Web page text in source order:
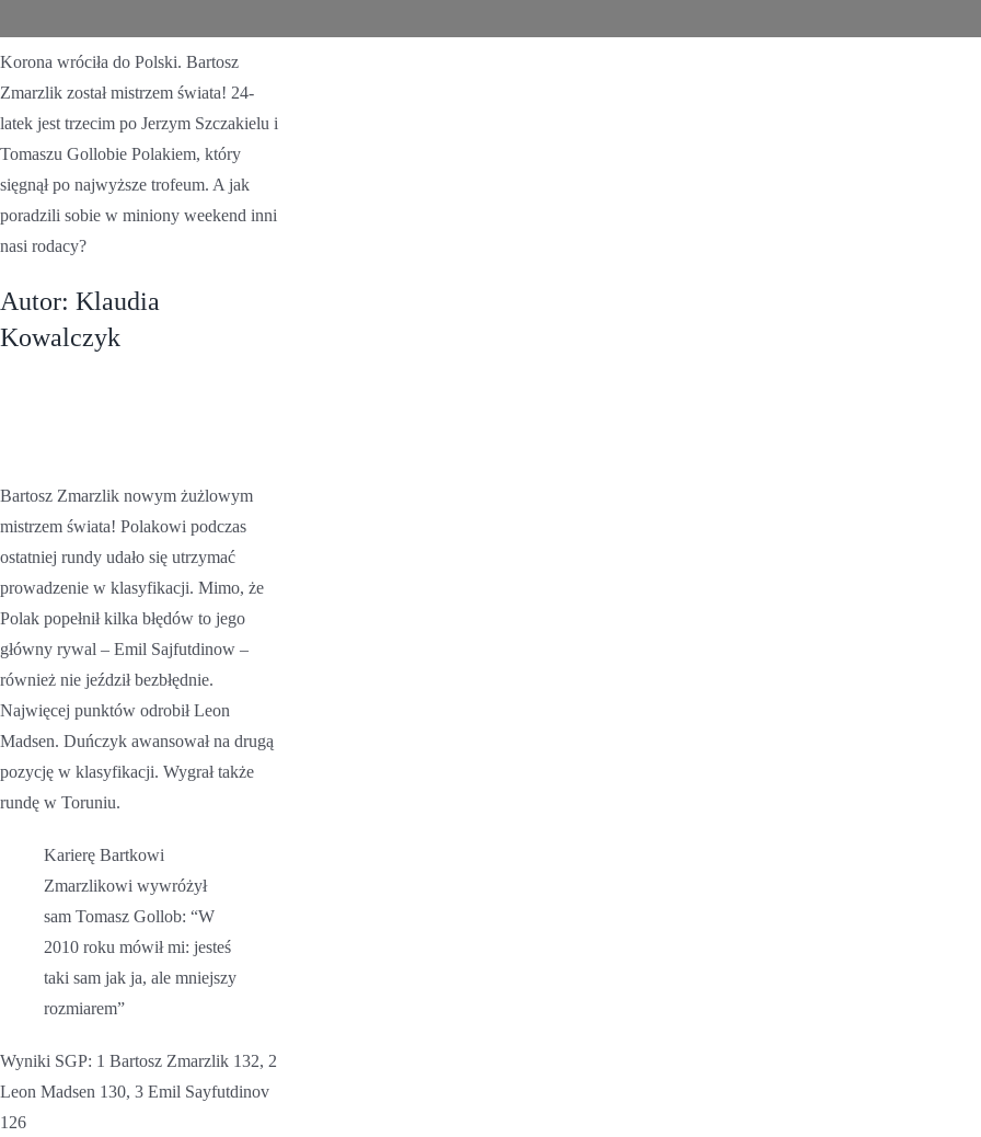
Korona wróciła do Polski. Bartosz
Zmarzlik został mistrzem świata! 24-
latek jest trzecim po Jerzym Szczakielu i
Tomaszu Gollobie Polakiem, który
sięgnął po najwyższe trofeum. A jak
poradzili sobie w miniony weekend inni
nasi rodacy?
Autor: Klaudia
Kowalczyk
Bartosz Zmarzlik nowym żużlowym
mistrzem świata! Polakowi podczas
ostatniej rundy udało się utrzymać
prowadzenie w klasyfikacji. Mimo, że
Polak popełnił kilka błędów to jego
główny rywal – Emil Sajfutdinow –
również nie jeździł bezbłędnie.
Najwięcej punktów odrobił Leon
Madsen. Duńczyk awansował na drugą
pozycję w klasyfikacji. Wygrał także
rundę w Toruniu.
Karierę Bartkowi
Zmarzlikowi wywróżył
sam Tomasz Gollob: “W
2010 roku mówił mi: jesteś
taki sam jak ja, ale mniejszy
rozmiarem”
Wyniki SGP: 1 Bartosz Zmarzlik 132, 2
Leon Madsen 130, 3 Emil Sayfutdinov
126